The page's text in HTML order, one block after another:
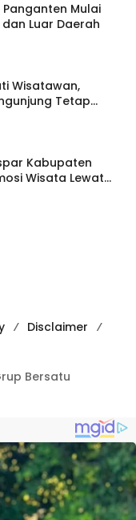
Mulai
Luar Daerah
Wisatawan,
Tetap
Kabupaten
Wisata Lewat
Disclaimer
Bersatu